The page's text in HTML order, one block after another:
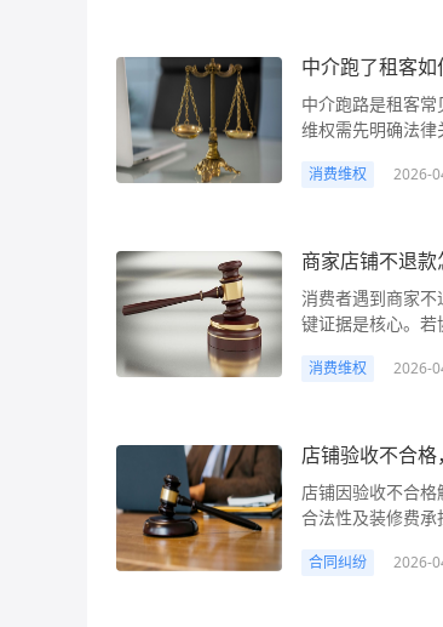
者可将商场列为共同维权对象。 行动建议： 1. 固定证
实的证据，包括
（打卡记录、排班
息（可通过“国家
主动与店铺负责
证据到店铺所在地
动监察部门会在5
有效途径。 4. 申
日起1年内（注意
仲裁申请书需写
查封设备，确保胜诉后能执行到款项。 赔
本金和加付赔偿
金、津贴等，以劳
条件：一是经劳
安全的要求。对可
警示，并说明和标
陷，经营者应当承
是否合格，可参
题。但对于一些耐
发生争议的，由经
行动建议： 1. 立
成进一步的损害
在质量问题的照
解决问题。可以向
商家协商无果，
机制，会介入调
时需提供详细的
裁或提起诉讼：
只能自认倒霉，而
如，小王在某网店
有权要求商家承
费者享有安全保
安全的要求。对可
警示，并说明和
陷，经营者应当承
是否合格，可参
题。但对于一些
发生争议的，由经
行动建议： 1. 立
成进一步的损害
在质量问题的照
中介跑了租客如
中介跑路是租客常
维权需先明确法律
据、明确责任主体，最大程度减少损失。
住，陷入“钱房两
联系中介，又面
的问题。 法律解析： 要解决中介跑路后的维权问题，首先需明确三方法律关系：租客与中介之
间是租赁合同关
转租），则租客与
客腾退；若中介
原则，租客作为善
赁合同、租金及
消费维权 2026-
商家店铺不退
消费者遇到商家
键证据是核心。若
中，很多朋友会
到商家不退款时高
者可通过下文方法维权。 法律解析： 根据我国《消费者权益保护
货、退款权利。
理，商家不得无
消费维权 2026-
店铺验收不合
店铺因验收不合
合法性及装修费承
若因承租人自身
合同纠纷 2026-